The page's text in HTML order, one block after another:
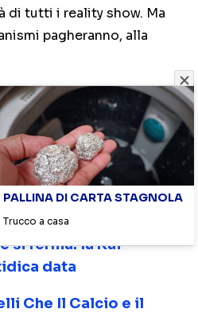
di tutti i reality show. Ma
pagheranno, alla
SUNOTIZIE
si ferma: la Rai
data
Che Il Calcio e il
PALLINA DI CARTA STAGNOLA
Trucco a casa